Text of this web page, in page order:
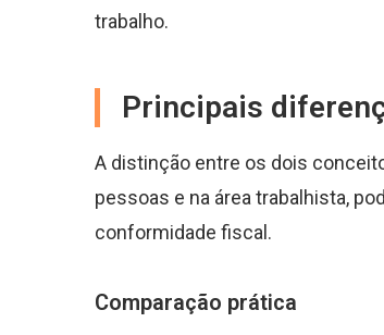
trabalho.
Principais
A distinção entre os dois
pessoas e na área trabalhista,
conformidade fiscal.
Comparação prática